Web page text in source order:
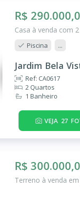
R$
Casa à venda com
Piscina ...
Jardim Bela
Ref: CA0617
2 Quartos
1 Banheiro
VEJA 27
R$
Terreno à venda em